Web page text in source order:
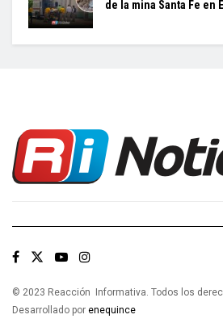
de la mina Santa Fe en
© 2023 Reacción Informativa. Todos los
Desarrollado por enequince